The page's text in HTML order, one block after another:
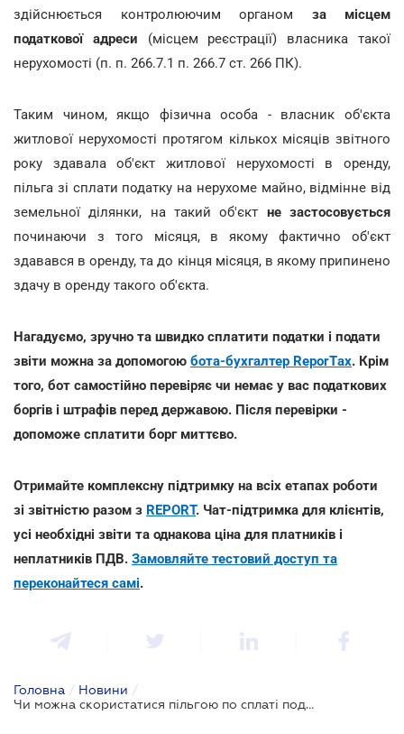
здійснюється контролюючим органом за місцем
податкової адреси (місцем реєстрації) власника такої
нерухомості (п. п. 266.7.1 п. 266.7 ст. 266 ПК).
Таким чином, якщо фізична особа - власник об'єкта
житлової нерухомості протягом кількох місяців звітного
року здавала об'єкт житлової нерухомості в оренду,
пільга зі сплати податку на нерухоме майно, відмінне від
земельної ділянки, на такий об'єкт не застосовується
починаючи з того місяця, в якому фактично об'єкт
здавався в оренду, та до кінця місяця, в якому припинено
здачу в оренду такого об'єкта.
Нагадуємо, зручно та швидко сплатити податки і подати
звіти можна за допомогою бота-бухгалтер ReporTах. Крім
того, бот самостійно перевіряє чи немає у вас податкових
боргів і штрафів перед державою. Після перевірки -
допоможе сплатити борг миттєво.
Отримайте комплексну підтримку на всіх етапах роботи
зі звітністю разом з REPORT. Чат-підтримка для клієнтів,
усі необхідні звіти та однакова ціна для платників і
неплатників ПДВ. Замовляйте тестовий доступ та
переконайтеся самі.
Головна / Новини /
Чи можна скористатися пільгою по сплаті податку на нерухомість, якщо квартира здана в оренду